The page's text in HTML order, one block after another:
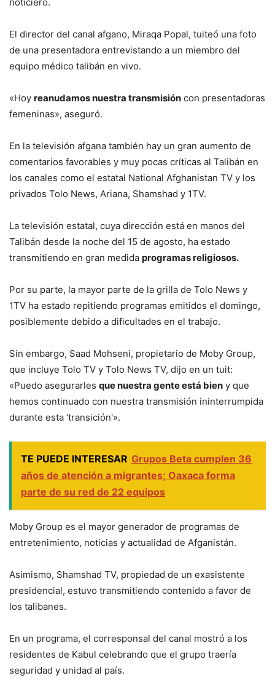
El director del canal afgano, Miraqa Popal, tuiteó una foto
de una presentadora entrevistando a un miembro del
equipo médico talibán en vivo.
«Hoy reanudamos nuestra transmisión con presentadoras
femeninas», aseguró.
En la televisión afgana también hay un gran aumento de
comentarios favorables y muy pocas críticas al Talibán en
los canales como el estatal National Afghanistan TV y los
privados Tolo News, Ariana, Shamshad y 1TV.
La televisión estatal, cuya dirección está en manos del
Talibán desde la noche del 15 de agosto, ha estado
transmitiendo en gran medida programas religiosos.
Por su parte, la mayor parte de la grilla de Tolo News y
1TV ha estado repitiendo programas emitidos el domingo,
posiblemente debido a dificultades en el trabajo.
Sin embargo, Saad Mohseni, propietario de Moby Group,
que incluye Tolo TV y Tolo News TV, dijo en un tuit:
«Puedo asegurarles que nuestra gente está bien y que
hemos continuado con nuestra transmisión ininterrumpida
durante esta ‘transición'».
TE PUEDE INTERESAR Grupos Beta cumplen 36
años de atención a migrantes; Oaxaca forma
parte de su red de 22 equipos
Moby Group es el mayor generador de programas de
entretenimiento, noticias y actualidad de Afganistán.
Asimismo, Shamshad TV, propiedad de un exasistente
presidencial, estuvo transmitiendo contenido a favor de
los talibanes.
En un programa, el corresponsal del canal mostró a los
residentes de Kabul celebrando que el grupo traería
seguridad y unidad al país.